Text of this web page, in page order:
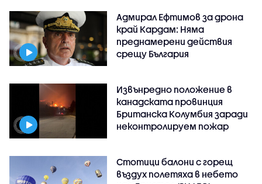
Адмирал Ефтимов за дрона
край Кардам: Няма
преднамерени действия
срещу България
Извънредно положение в
канадската провинция
Британска Колумбия заради
неконтролируем пожар
Стотици балони с горещ
въздух полетяха в небето